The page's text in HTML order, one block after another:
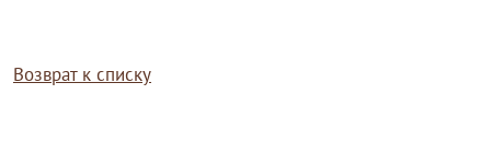
Возврат к списку